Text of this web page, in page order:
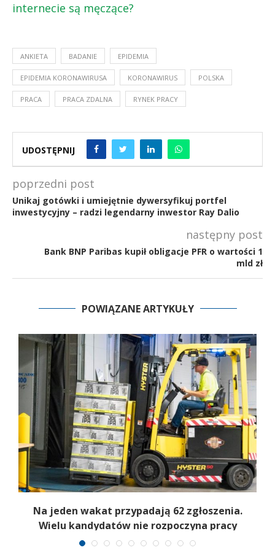
internecie są męczące?
ANKIETA BADANIE EPIDEMIA
EPIDEMIA KORONAWIRUSA KORONAWIRUS POLSKA
PRACA PRACA ZDALNA RYNEK PRACY
UDOSTĘPNIJ
poprzedni post
Unikaj gotówki i umiejętnie dywersyfikuj portfel
inwestycyjny – radzi legendarny inwestor Ray Dalio
następny post
Bank BNP Paribas kupił obligacje PFR o wartości 1
mld zł
POWIĄZANE ARTYKUŁY
Na jeden wakat przypadają 62 zgłoszenia.
Wielu kandydatów nie rozpoczyna pracy